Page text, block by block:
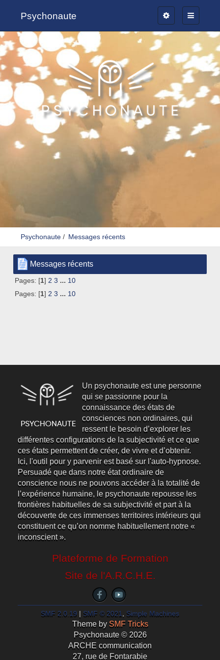
Psychonaute
Psychonaute/ Messages récents
Messages récents
Pages: [1] 2 3 ... 10
Pages: [1] 2 3 ... 10
Un psychonaute est une personne
qui se passionne pour la
connaissance des états de
consciences non ordinaires, qui
ressent le besoin d’explorer les
différentes configurations de la subjectivité et ce que
ces états permettent de créer, de vivre et d’obtenir.
Ici, l'outil pour y parvenir est basé sur l'auto-hypnose.
Persuadé que dans notre état ordinaire de
conscience nous ne pouvons accéder à la totalité de
l’expérience humaine, le psychonaute repousse les
frontières habituelles de sa subjectivité et part à la
découverte de ces immenses territoires intérieurs qui
constituent ce qu’on nomme habituellement notre «
inconscient ».
Plateforme de Formation
Site de l'A.R.C.H.E.
SMF 2.0.19 SMF © 2021, Simple Machines
Theme by SMF Tricks
Psychonaute © 2026
ARCHE communication
27, rue de Fontarabie